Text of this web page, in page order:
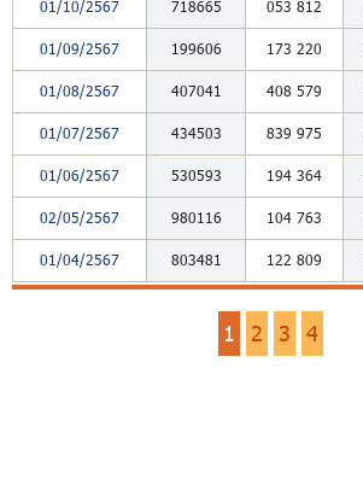
01/10/2567 718665 053 812
01/09/2567 199606 173 220
01/08/2567 407041 408 579
01/07/2567 434503 839 975
01/06/2567 530593 194 364
02/05/2567 980116 104 763
01/04/2567 803481 122 809
1 2 3 4